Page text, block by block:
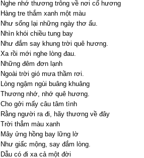
Nghe nhớ thương trông về nơi cố hương
Hàng tre thắm xanh một màu
Như sống lại những ngày thơ ấu.
Nhìn khói chiều tung bay
Như đắm say khung trời quê hương.
Xa rồi mới nghe lòng đau.
Những đêm đơn lạnh
Ngoài trời gió mưa thầm rơi.
Lòng ngậm ngùi buâng khuâng
Thương nhớ, nhớ quê hương.
Cho gởi mấy câu tâm tình
Rằng người ra đi, hãy thương về đây
Trời thẳm màu xanh
Mây ửng hồng bay lững lờ
Như giấc mộng, say đắm lòng.
Dẫu có đi xa cả một đời